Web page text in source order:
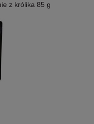
z królika 85 g